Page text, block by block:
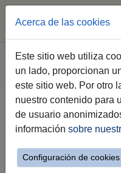
Saltar
contenido
Estás
aquí:
Comujesa
Autobuses
Líneas, Paradas y
Línea 16 -
Acerca de las cookies
Este sitio web utiliza
un lado, proporcionan
este sitio web. Por otro
nuestro contenido para
de usuario
información sobre
Configuración de cookies